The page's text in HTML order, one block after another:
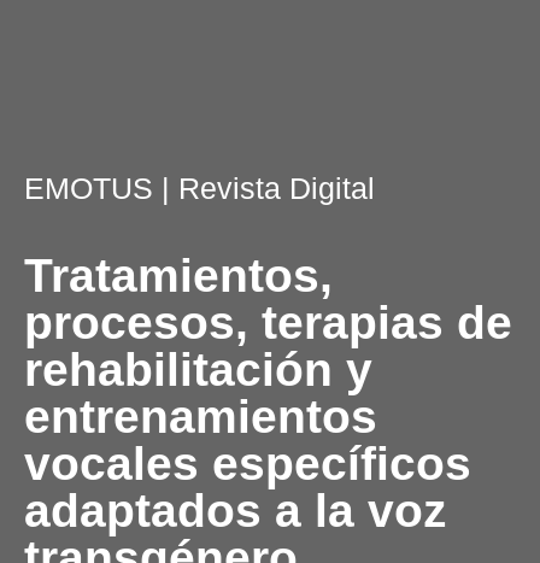
EMOTUS | Revista Digital
Tratamientos,
procesos, terapias de
rehabilitación y
entrenamientos
vocales específicos
adaptados a la voz